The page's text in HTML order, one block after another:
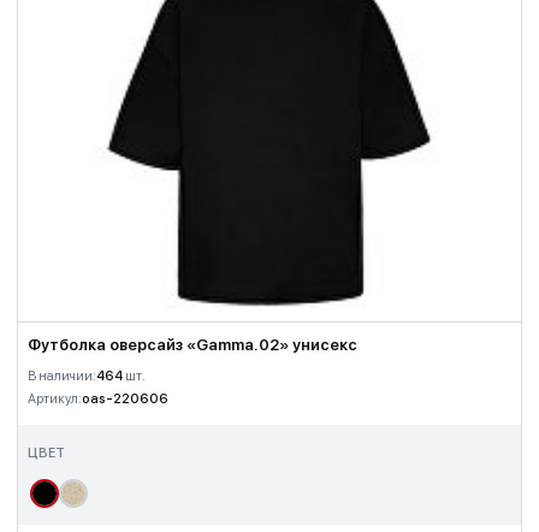
Футболка оверсайз «Gamma.02» унисекс
В наличии:464 шт.
Артикул:oas-220606
ЦВЕТ